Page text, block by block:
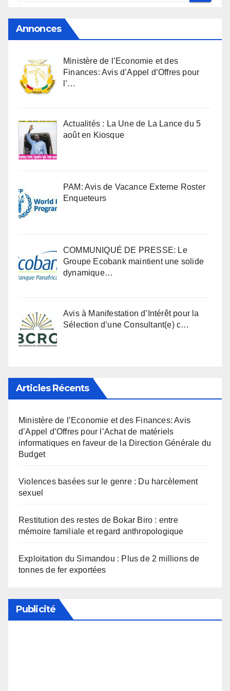
Annonces
Ministère de l’Economie et des
Finances: Avis d’Appel d’Offres pour
l’…
Actualités : La Une de La Lance du 5
août en Kiosque
PAM: Avis de Vacance Externe Roster
Enqueteurs
COMMUNIQUÉ DE PRESSE: Le
Groupe Ecobank maintient une solide
dynamique…
Avis à Manifestation d’Intérêt pour la
Sélection d’une Consultant(e) c…
Articles Récents
Ministère de l’Economie et des Finances: Avis
d’Appel d’Offres pour l’Achat de matériels
informatiques en faveur de la Direction Générale du
Budget
Violences basées sur le genre : Du harcèlement
sexuel
Restitution des restes de Bokar Biro : entre
mémoire familiale et regard anthropologique
Exploitation du Simandou : Plus de 2 millions de
tonnes de fer exportées
Publicité